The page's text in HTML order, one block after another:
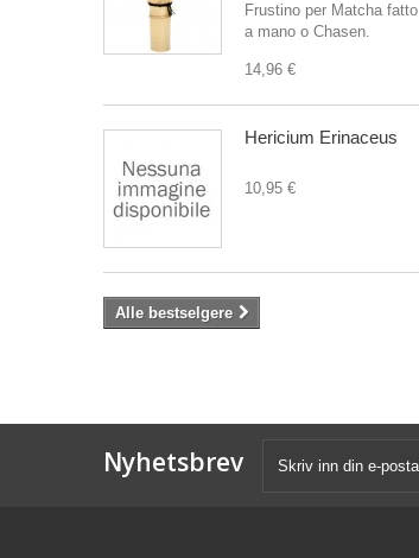
Frustino per Matcha fatto
a mano o Chasen.
14,96 €
Hericium Erinaceus
10,95 €
Alle bestselgere
Nyhetsbrev